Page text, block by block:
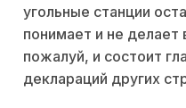
угольные станции
понимает и не делает
пожалуй, и состоит
деклараций других